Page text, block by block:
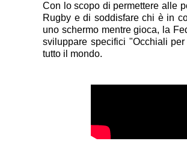
Con lo scopo di permettere alle
Rugby e di soddisfare chi è in
uno schermo mentre gioca, la
sviluppare specifici "Occhiali
tutto il mondo.